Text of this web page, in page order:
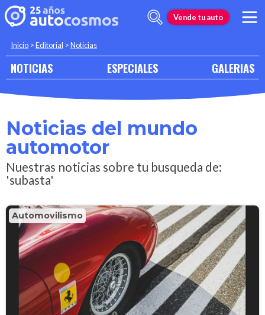
Vende tu auto
Inicio >Editorial >Noticias
NOTICIAS ESPECIALES GALERIAS
Noticias del mundo
automotor
Nuestras noticias sobre tu busqueda de:
'subasta'
Automovilismo